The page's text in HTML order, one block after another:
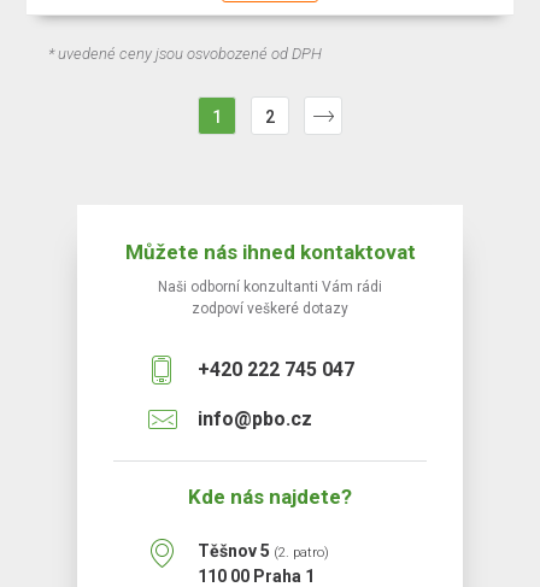
* uvedené ceny jsou osvobozené od DPH
1 2
Můžete nás ihned kontaktovat
Naši odborní konzultanti Vám rádi
zodpoví veškeré dotazy
+420 222 745 047
info@pbo.cz
Kde nás najdete?
Těšnov 5 (2. patro)
110 00 Praha 1